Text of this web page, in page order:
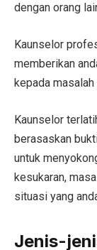
dengan orang
Kaunselor
memberikan
kepada masalah
Kaunselor
berasaskan
untuk
kesukaran,
situasi yang
Jenis-